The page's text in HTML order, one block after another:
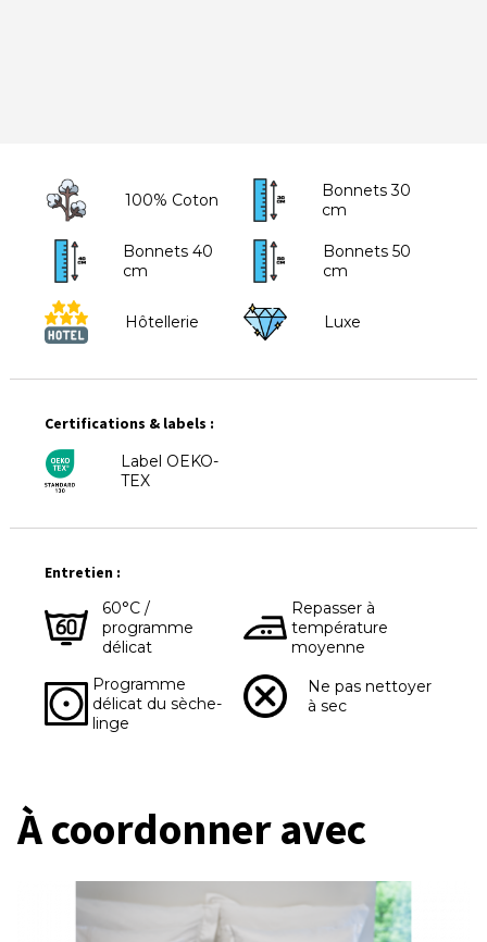
100% Coton
Bonnets 30
cm
Bonnets 40
cm
Bonnets 50
cm
Hôtellerie Luxe
Certifications & labels :
Label OEKO-
TEX
Entretien :
60°C /
programme
délicat
Repasser à
température
moyenne
Programme
délicat du sèche-
linge
Ne pas nettoyer
à sec
À coordonner avec